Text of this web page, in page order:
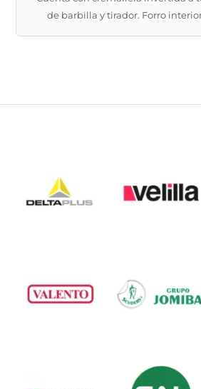
de barbilla y tirador. Forro